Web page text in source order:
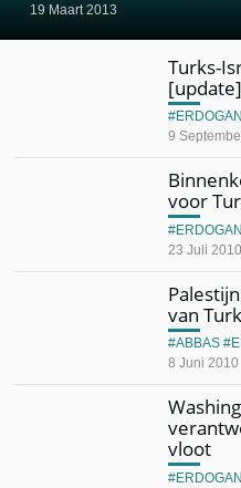
19 Maart 2013
Turks-
[update]
9
ERDOGAN
voor
23 Juli 2010
ERDOGAN
van
8 Juni 2010
ABBAS
vloot
ERDOGAN